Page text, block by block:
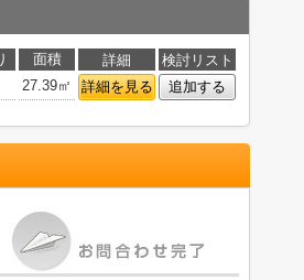
面積 詳細
検討リスト
27.39㎡ 詳細を見る 追加する